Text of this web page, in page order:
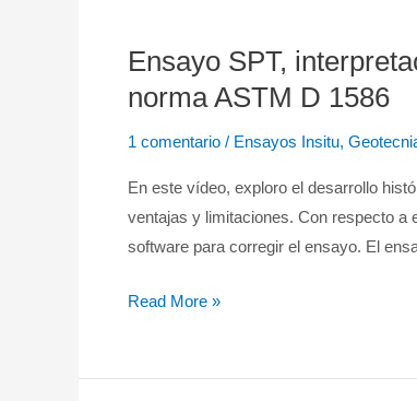
Ensayo SPT,
norma ASTM D 1586
1 comentario / Ensayos Insitu,
En este vídeo, exploro el desarrollo
ventajas y limitaciones. Con respecto a
software para corregir el ensayo. El
Ensayo
corrección
norma
1586
Read More »